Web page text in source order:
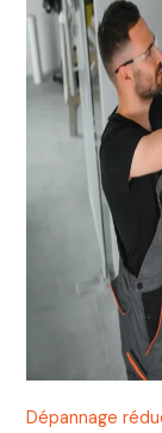
Dépannage